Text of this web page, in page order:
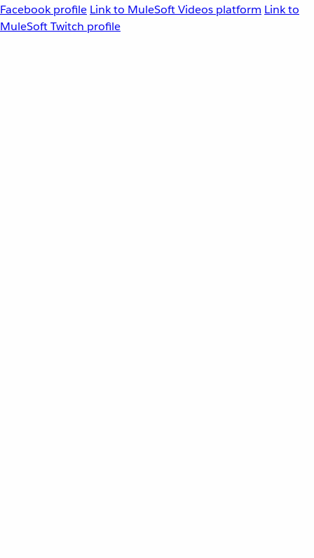
Facebook profile Link to MuleSoft Videos platform Link to
MuleSoft Twitch profile